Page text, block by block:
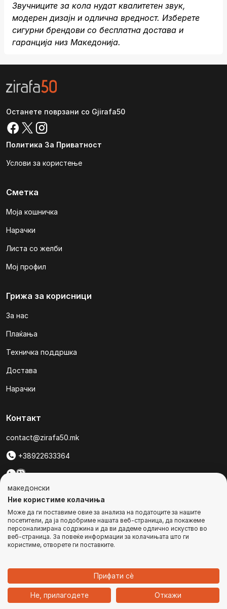
Дома Категории Најавете се
Звучниците за кола нудат квалитетен звук,
модерен дизајн и одлична вредност. Изберете
сигурни брендови со бесплатна достава и
гаранција низ Македонија.
Останете поврзани со Gjirafa50
Политика За Приватност
Услови за користење
Сметка
Моја кошничка
Нарачки
Листа со желби
Мој профил
Грижа за корисници
За нас
Плаќања
Техничка поддршка
Достава
Нарачки
Контакт
contact@zirafa50.mk
+38922633364
b2b@zirafa50.mk
Jадранска Магистрала 86, Skopje, North Macedonia
© Сите права се задржани
македонски
Ние користиме колачиња
Може да ги поставиме овие за анализа на податоците за нашите
посетители, да ја подобриме нашата веб-страница, да покажеме
персонализирана содржина и да ви дадеме одлично искуство во
веб-страница. За повеќе информации за колачињата што ги
користиме, отворете ги поставките.
Прифати сѐ
Не, прилагодете Откажи